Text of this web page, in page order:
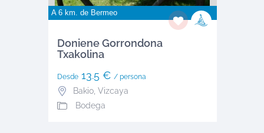
A 6 km. de Bermeo
Doniene Gorrondona
Txakolina
Desde13.5 € / persona
Bakio, Vizcaya
Bodega